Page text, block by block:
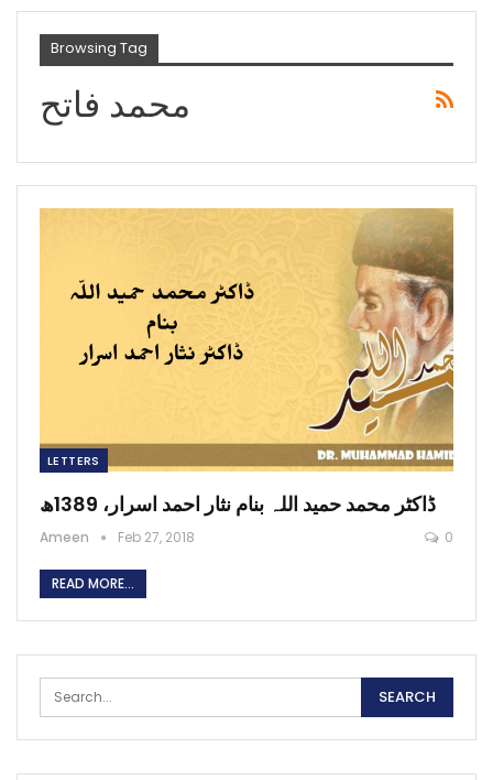
Browsing Tag
محمد فاتح
LETTERS
ڈاکٹر محمد حمید اللہ بنام نثار احمد اسرار، 1389ھ
Ameen Feb 27, 2018 0
READ MORE...